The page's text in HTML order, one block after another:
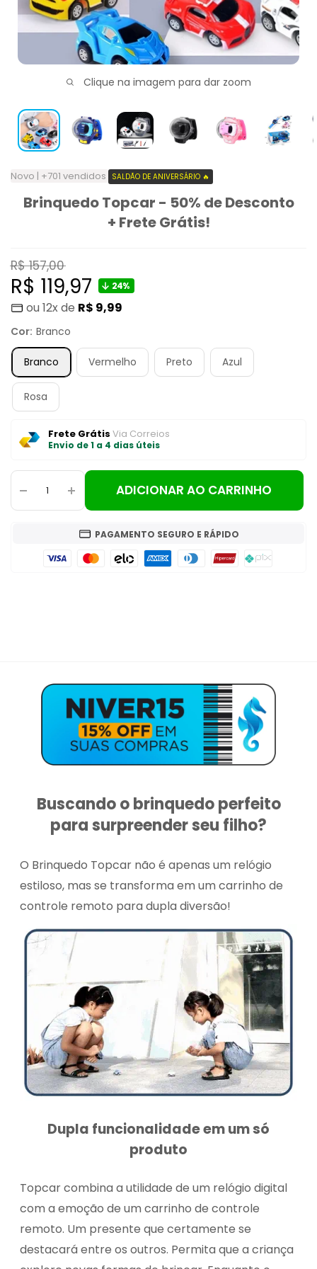
Clique na imagem para dar zoom
Novo | +701 vendidos SALDÃO DE ANIVERSÁRIO 🔥
Brinquedo Topcar - 50% de Desconto
+ Frete Grátis!
Preço
normal
R$ 157,00
Preço
promocional
R$ 119,97 24%
ou 12x de R$ 9,99
Cor: Branco
Branco Vermelho Preto Azul
Rosa
Frete Grátis Via Correios
Envio de 1 a 4 dias úteis
ADICIONAR AO CARRINHO
PAGAMENTO SEGURO E RÁPIDO
Buscando o brinquedo perfeito
para surpreender seu filho?
O Brinquedo Topcar não é apenas um relógio
estiloso, mas se transforma em um carrinho de
controle remoto para dupla diversão!
Dupla funcionalidade em um só
produto
Topcar combina a utilidade de um relógio digital
com a emoção de um carrinho de controle
remoto. Um presente que certamente se
destacará entre os outros. Permita que a criança